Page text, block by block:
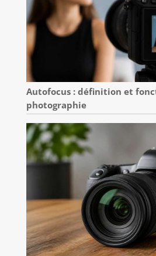
Autofocus : définition et
photographie